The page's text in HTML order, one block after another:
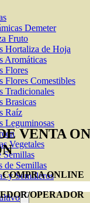
Demeter
Fruto
Hortaliza de Hoja
Aromáticas
Flores
Flores Comestibles
Tradicionales
Brasicas
Raíz
Leguminosas
Vegetales
Semillas
de Semillas
y Semilleros
VENTA
ONLINE
OPERADOR